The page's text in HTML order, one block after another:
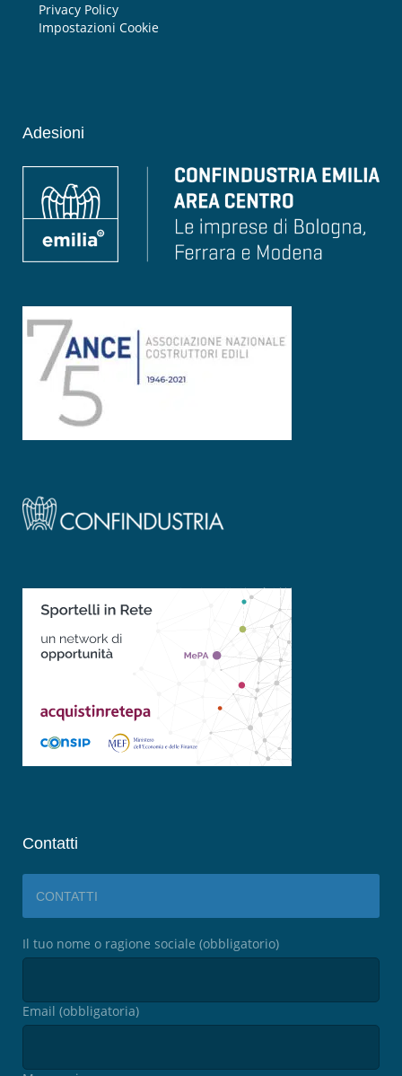
Privacy Policy
Impostazioni Cookie
Adesioni
Contatti
CONTATTI
Il tuo nome o ragione sociale (obbligatorio)
Email (obbligatoria)